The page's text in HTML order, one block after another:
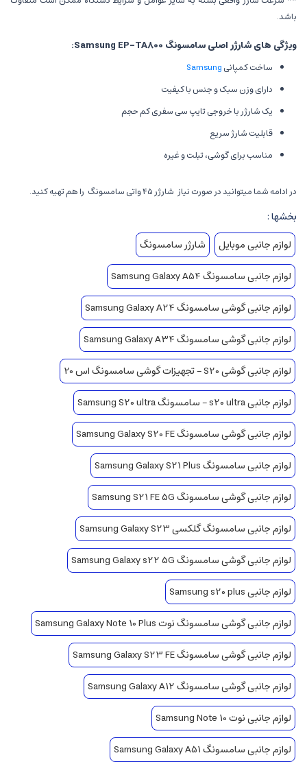
باشد.
ویژگی های شارژر اصلی سامسونگ Samsung EP-TA800:
ساخت کمپانیSamsung
دارای وزن سبک و جنس با کیفیت
یک شارژر با خروجی تایپ سی سفری کم حجم
قابلیت شارژ سریع
مناسب برای گوشی، تبلت و غیره
در ادامه شما میتوانید در صورت نیاز شارژر ۴۵ واتی سامسونگ را هم تهیه کنید.
بخشها :
لوازم جانبی موبایل
شارژر سامسونگ
لوازم جانبی سامسونگ Samsung Galaxy A54
لوازم جانبی گوشی سامسونگ Samsung Galaxy A24
لوازم جانبی گوشی سامسونگ Samsung Galaxy A34
لوازم جانبی گوشی S20 – تجهیزات گوشی سامسونگ اس 20
لوازم جانبی s20 ultra – سامسونگ Samsung S20 ultra
لوازم جانبی گوشی سامسونگ Samsung Galaxy S20 FE
لوازم جانبی سامسونگ Samsung Galaxy S21 Plus
لوازم جانبی گوشی سامسونگ Samsung S21 FE 5G
لوازم جانبی سامسونگ گلکسی Samsung Galaxy S23
لوازم جانبی گوشی سامسونگ Samsung Galaxy s22 5G
لوازم جانبی Samsung s20 plus
لوازم جانبی گوشی سامسونگ نوت Samsung Galaxy Note 10 Plus
لوازم جانبی گوشی سامسونگ Samsung Galaxy S23 FE
لوازم جانبی گوشی سامسونگ Samsung Galaxy A12
لوازم جانبی نوت Samsung Note 10
لوازم جانبی سامسونگ Samsung Galaxy A51